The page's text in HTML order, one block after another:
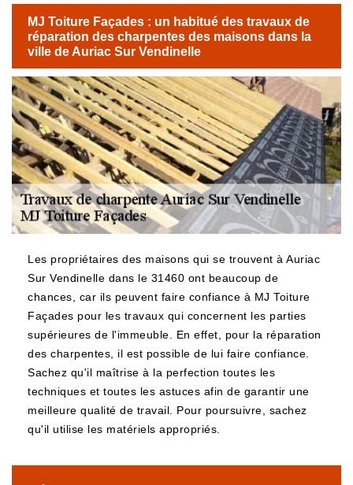
MJ Toiture Façades : un habitué des travaux de
réparation des charpentes des maisons dans la
ville de Auriac Sur Vendinelle
Les propriétaires des maisons qui se trouvent à Auriac
Sur Vendinelle dans le 31460 ont beaucoup de
chances, car ils peuvent faire confiance à MJ Toiture
Façades pour les travaux qui concernent les parties
supérieures de l'immeuble. En effet, pour la réparation
des charpentes, il est possible de lui faire confiance.
Sachez qu'il maîtrise à la perfection toutes les
techniques et toutes les astuces afin de garantir une
meilleure qualité de travail. Pour poursuivre, sachez
qu'il utilise les matériels appropriés.